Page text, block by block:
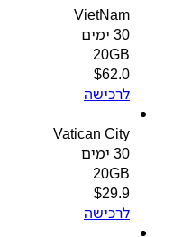
VietNam
20GB
$62.0
לרכישה
Vatican City
20GB
$29.9
לרכישה